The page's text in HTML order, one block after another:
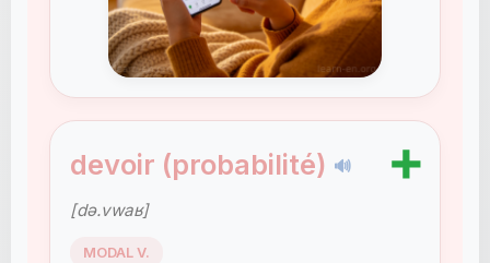
devoir (probabilité) 🔊 ➕
[də.vwaʁ]
MODAL V.